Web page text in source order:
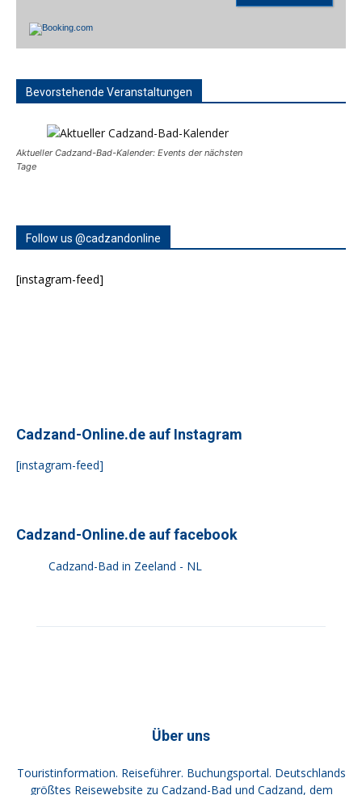
Bevorstehende Veranstaltungen
Aktueller Cadzand-Bad-Kalender: Events der nächsten
Tage
Follow us @cadzandonline
[instagram-feed]
Cadzand-Online.de auf Instagram
[instagram-feed]
Cadzand-Online.de auf facebook
Cadzand-Bad in Zeeland - NL
Über uns
Touristinformation. Reiseführer. Buchungsportal. Deutschlands
größtes Reisewebsite zu Cadzand-Bad und Cadzand, dem